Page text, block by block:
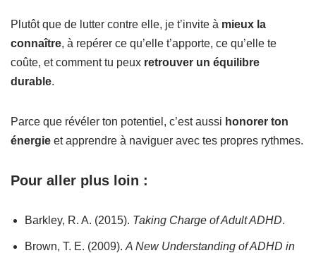
Plutôt que de lutter contre elle, je t’invite à mieux la
connaître, à repérer ce qu’elle t’apporte, ce qu’elle te
coûte, et comment tu peux retrouver un équilibre
durable.
Parce que révéler ton potentiel, c’est aussi honorer ton
énergie et apprendre à naviguer avec tes propres rythmes.
Pour aller plus loin :
Barkley, R. A. (2015). Taking Charge of Adult ADHD.
Brown, T. E. (2009). A New Understanding of ADHD in